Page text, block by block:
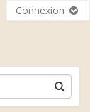
Connexion